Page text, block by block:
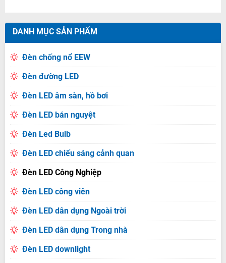
DANH MỤC SẢN PHẨM
Đèn chống nổ EEW
Đèn đường LED
Đèn LED âm sàn, hồ bơi
Đèn LED bán nguyệt
Đèn Led Bulb
Đèn LED chiếu sáng cảnh quan
Đèn LED Công Nghiệp
Đèn LED công viên
Đèn LED dân dụng Ngoài trời
Đèn LED dân dụng Trong nhà
Đèn LED downlight